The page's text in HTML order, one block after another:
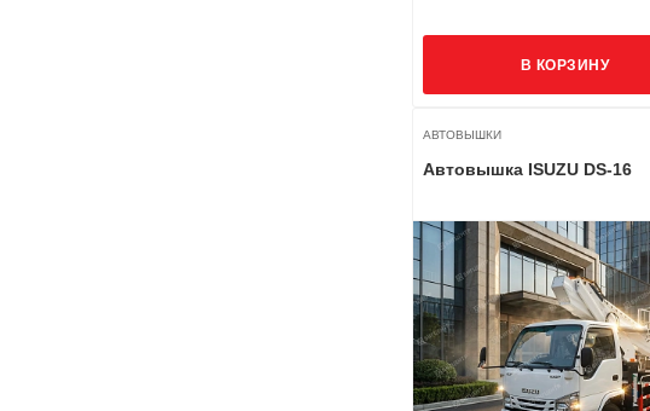
В КОРЗИНУ
АВТОВЫШКИ
Автовышка ISUZU DS-16